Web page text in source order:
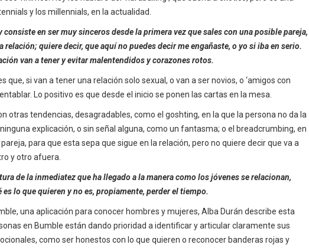
y los millennials, en la actualidad.
consiste en ser muy sinceros desde la primera vez que sales con una posible pareja,
relación; quiere decir, que aquí no puedes decir me engañaste, o yo si iba en serio.
van a tener y evitar malentendidos y corazones rotos.
que, si van a tener una relación solo sexual, o van a ser novios, o ‘amigos con
Lo positivo es que desde el inicio se ponen las cartas en la mesa.
otras tendencias, desagradables, como el goshting, en la que la persona no da la
explicación, o sin señal alguna, como un fantasma; o el breadcrumbing, en
para que esta sepa que sigue en la relación, pero no quiere decir que va a
y otro afuera.
de la inmediatez que ha llegado a la manera como los jóvenes se relacionan,
lo que quieren y no es, propiamente, perder el tiempo.
una aplicación para conocer hombres y mujeres, Alba Durán describe esta
en Bumble están dando prioridad a identificar y articular claramente sus
como ser honestos con lo que quieren o reconocer banderas rojas y